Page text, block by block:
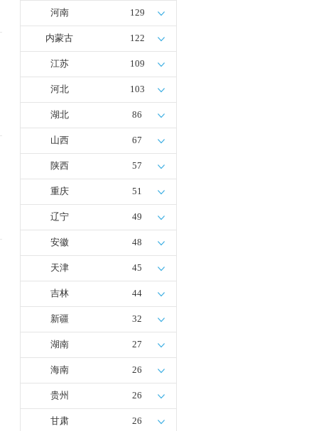
河南 129
内蒙古 122
江苏 109
河北 103
湖北 86
山西 67
陕西 57
重庆 51
辽宁 49
安徽 48
天津 45
吉林 44
新疆 32
湖南 27
海南 26
贵州 26
甘肃 26